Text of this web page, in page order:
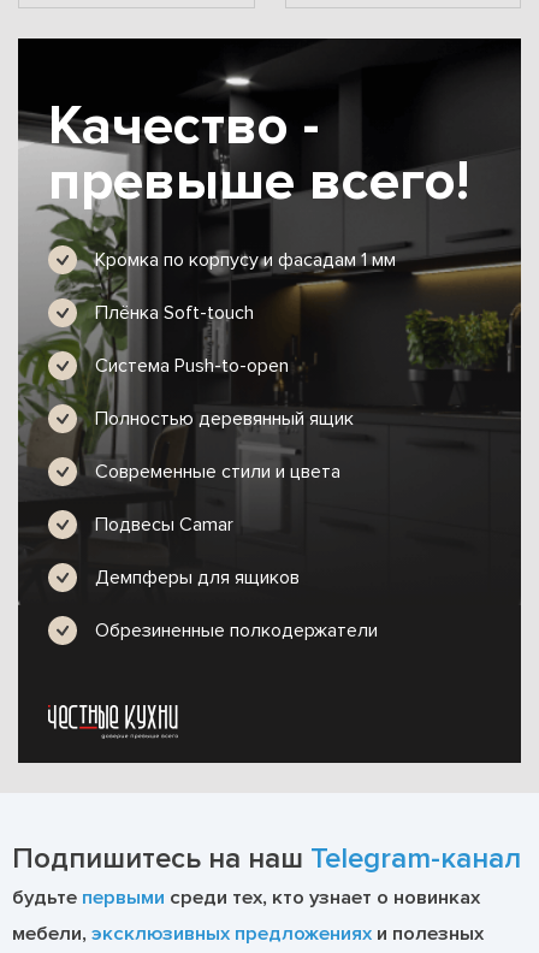
Качество -
превыше всего!
Кромка по корпусу и фасадам 1 мм
Плёнка Soft-touch
Система Push-to-open
Полностью деревянный ящик
Современные стили и цвета
Подвесы Camar
Демпферы для ящиков
Обрезиненные полкодержатели
Подпишитесь на наш Telegram-канал
будьте первыми среди тех, кто узнает о новинках
мебели, эксклюзивных предложениях и полезных